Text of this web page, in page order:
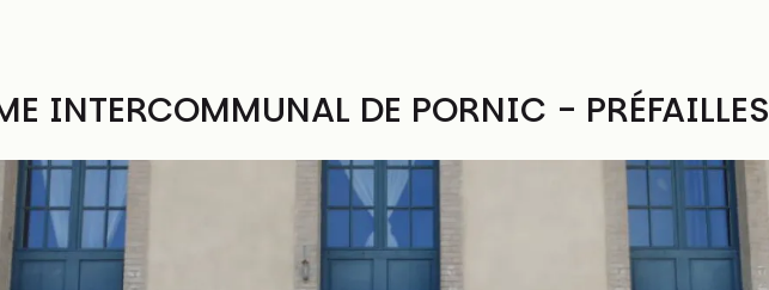
INTERCOMMUNAL DE PORNIC - PRÉFAILLES